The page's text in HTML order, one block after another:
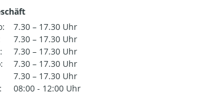
7.30 – 17.30 Uhr
7.30 – 17.30 Uhr
7.30 – 17.30 Uhr
7.30 – 17.30 Uhr
7.30 – 17.30 Uhr
08:00 - 12:00 Uhr